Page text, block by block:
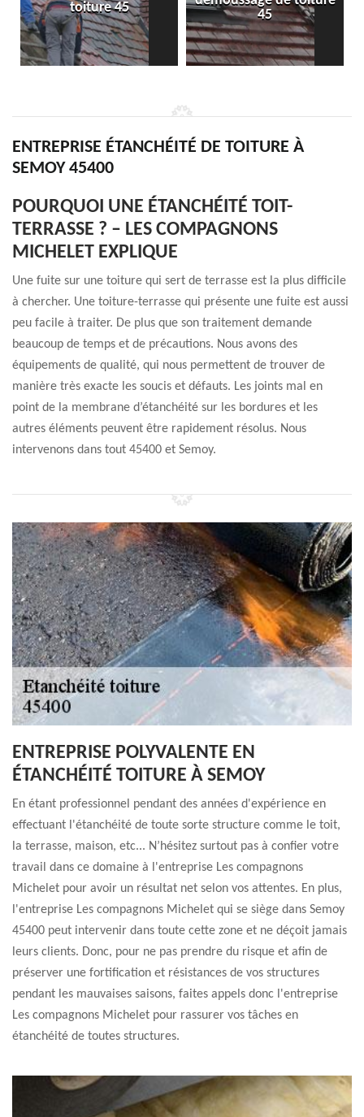
45
ENTREPRISE ÉTANCHÉITÉ DE TOITURE À
SEMOY 45400
POURQUOI UNE ÉTANCHÉITÉ TOIT-
TERRASSE ? – LES COMPAGNONS
MICHELET EXPLIQUE
Une fuite sur une toiture qui sert de terrasse est la plus difficile
à chercher. Une toiture-terrasse qui présente une fuite est aussi
peu facile à traiter. De plus que son traitement demande
beaucoup de temps et de précautions. Nous avons des
équipements de qualité, qui nous permettent de trouver de
manière très exacte les soucis et défauts. Les joints mal en
point de la membrane d’étanchéité sur les bordures et les
autres éléments peuvent être rapidement résolus. Nous
intervenons dans tout 45400 et Semoy.
ENTREPRISE POLYVALENTE EN
ÉTANCHÉITÉ TOITURE À SEMOY
En étant professionnel pendant des années d'expérience en
effectuant l'étanchéité de toute sorte structure comme le toit,
la terrasse, maison, etc... N’hésitez surtout pas à confier votre
travail dans ce domaine à l'entreprise Les compagnons
Michelet pour avoir un résultat net selon vos attentes. En plus,
l'entreprise Les compagnons Michelet qui se siège dans Semoy
45400 peut intervenir dans toute cette zone et ne déçoit jamais
leurs clients. Donc, pour ne pas prendre du risque et afin de
préserver une fortification et résistances de vos structures
pendant les mauvaises saisons, faites appels donc l'entreprise
Les compagnons Michelet pour rassurer vos tâches en
étanchéité de toutes structures.